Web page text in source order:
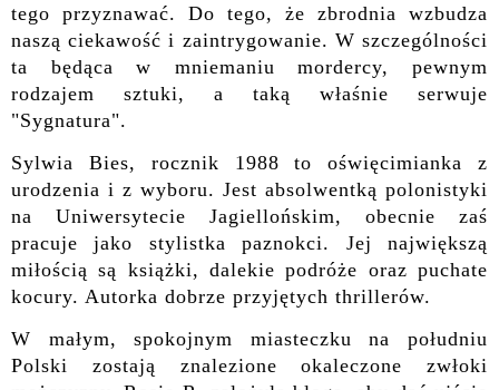
tego przyznawać. Do tego, że zbrodnia wzbudza
naszą ciekawość i zaintrygowanie. W szczególności
ta będąca w mniemaniu mordercy, pewnym
rodzajem sztuki, a taką właśnie serwuje
"Sygnatura".
Sylwia Bies, rocznik 1988 to oświęcimianka z
urodzenia i z wyboru. Jest absolwentką polonistyki
na Uniwersytecie Jagiellońskim, obecnie zaś
pracuje jako stylistka paznokci. Jej największą
miłością są książki, dalekie podróże oraz puchate
kocury. Autorka dobrze przyjętych thrillerów.
W małym, spokojnym miasteczku na południu
Polski zostają znalezione okaleczone zwłoki